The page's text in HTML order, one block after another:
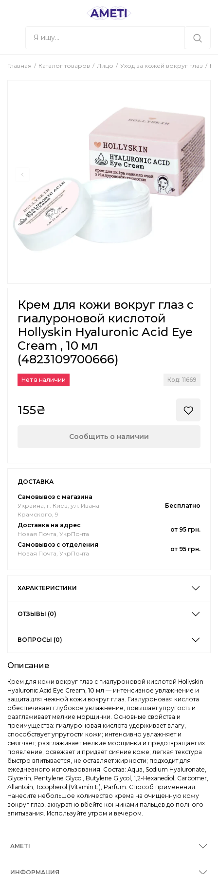
Главная Каталог товаров Лицо Уход за кожей вокруг глаз
Крем для кожи вокруг глаз с
гиалуроновой кислотой
Hollyskin Hyaluronic Acid Eye
Cream , 10 мл
(4823109700666)
Нет в наличии Код: 11669
155₴
Сообщить о наличии
ДОСТАВКА
Самовывоз с магазина
Украина, г. Киев, ул. Ивана
Крамского, 9
Бесплатно
Доставка на адрес
Новая Почта, УкрПочта
от 95 грн.
Самовывоз с отделения
Новая Почта, УкрПочта
от 95 грн.
ХАРАКТЕРИСТИКИ
ОТЗЫВЫ (0)
ВОПРОСЫ (0)
Описание
Крем для кожи вокруг глаз с гиалуроновой кислотой Hollyskin
Hyaluronic Acid Eye Cream, 10 мл — интенсивное увлажнение и
защита для нежной кожи вокруг глаз. Гиалуроновая кислота
обеспечивает глубокое увлажнение, повышает упругость и
разглаживает мелкие морщинки. Основные свойства и
преимущества: гиалуроновая кислота удерживает влагу,
способствует упругости кожи; интенсивно увлажняет и
смягчает; разглаживает мелкие морщинки и предотвращает их
появление; освежает и придаёт сияние коже; легкая текстура
быстро впитывается, не оставляет жирности; подходит для
ежедневного использования. Состав: Aqua, Sodium Hyaluronate,
Glycerin, Pentylene Glycol, Butylene Glycol, 1,2-Hexanediol, Carbomer,
Allantoin, Tocopherol (Vitamin E), Parfum. Способ применения:
Нанесите небольшое количество крема на очищенную кожу
вокруг глаз, аккуратно вбейте кончиками пальцев до полного
впитывания. Используйте утром и вечером.
AMETI
ИНФОРМАЦИЯ